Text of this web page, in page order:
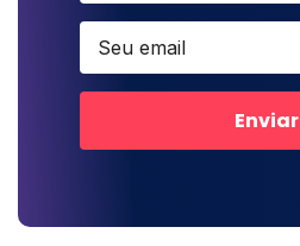
Enviar